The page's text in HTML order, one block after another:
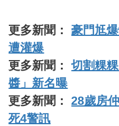
更多新聞：豪門尪
遭灌爆
更多新聞：切割粿
醬」新名曝
更多新聞：28歲房
死4警訊